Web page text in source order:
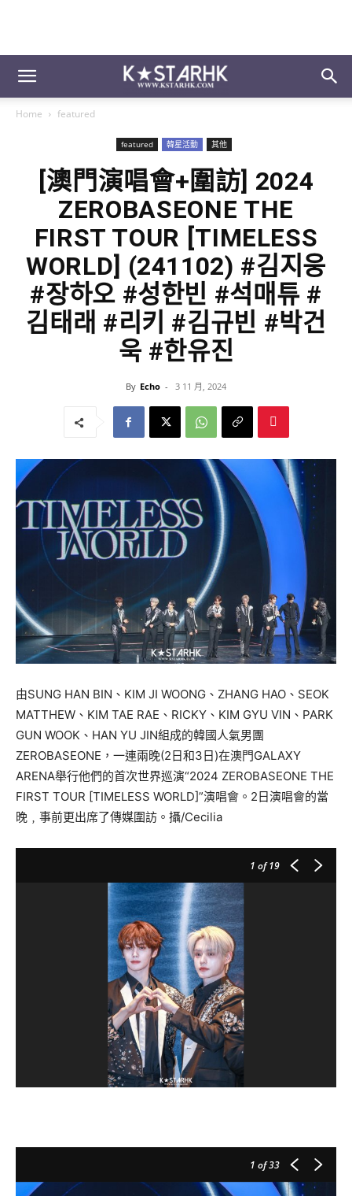
Home featured
featured 韓星活動 其他
[澳門演唱會+圍訪] 2024
ZEROBASEONE THE
FIRST TOUR [TIMELESS
WORLD] (241102) #김지웅
#장하오 #성한빈 #석매튜 #
김태래 #리키 #김규빈 #박건
욱 #한유진
By Echo - 3 11 月, 2024
由SUNG HAN BIN 、 KIM JI WOONG 、 ZHANG HAO 、 SEOK
MATTHEW 、 KIM TAE RAE 、 RICKY 、 KIM GYU VIN 、 PARK
GUN WOOK 、 HAN YU JIN組成的韓國人氣男團
ZEROBASEONE ，一連兩晚(2日和3日)在澳門GALAXY
ARENA舉行他們的首次世界巡演“2024 ZEROBASEONE THE
FIRST TOUR [TIMELESS WORLD]”演唱會。2日演唱會的當
晚﹐事前更出席了傳媒圍訪。攝/Cecilia
1 of 19
1 of 33